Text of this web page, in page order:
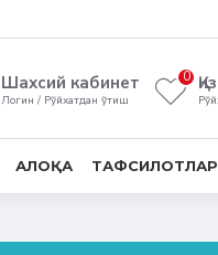
Шахсий кабинет
Логин / Рўйхатдан ўтиш
0
АЛОҚА ТАФСИЛОТЛАР